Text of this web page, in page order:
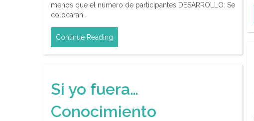
menos que el número de participantes DESARROLLO: Se
colocaran…
Continue Reading
Si yo fuera…
Conocimiento